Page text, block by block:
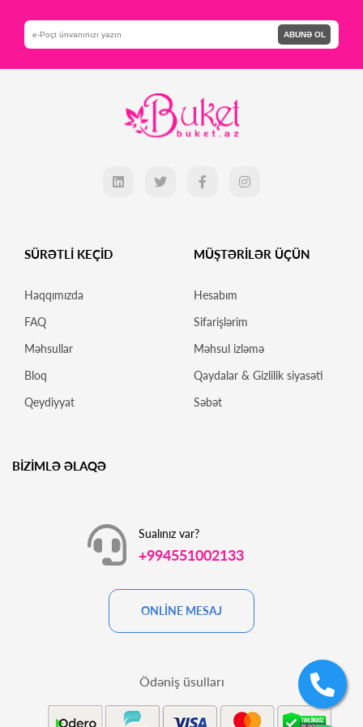
ABUNƏ OL
SÜRƏTLİ KEÇİD
Haqqımızda
FAQ
Məhsullar
Bloq
Qeydiyyat
MÜŞTƏRİLƏR ÜÇÜN
Hesabım
Sifarişlərim
Məhsul izləmə
Qaydalar & Gizlilik siyasəti
Səbət
BİZİMLƏ ƏLAQƏ
Sualınız var?
+994551002133
ONLİNE MESAJ
Ödəniş üsulları